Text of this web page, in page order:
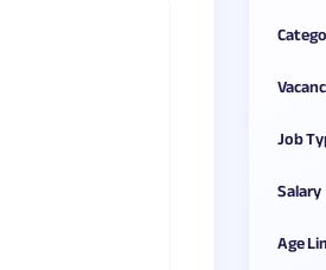
Job
Salary
Age